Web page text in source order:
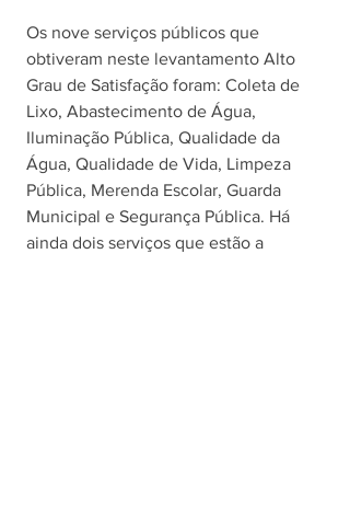
Os nove serviços públicos que
obtiveram neste levantamento Alto
Grau de Satisfação foram: Coleta de
Lixo, Abastecimento de Água,
Iluminação Pública, Qualidade da
Água, Qualidade de Vida, Limpeza
Pública, Merenda Escolar, Guarda
Municipal e Segurança Pública. Há
ainda dois serviços que estão a